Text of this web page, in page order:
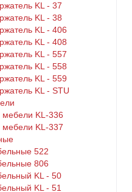
KL - 37
KL - 38
KL - 406
KL - 408
KL - 557
KL - 558
KL - 559
KL - STU
мебели KL-336
мебели KL-337
522
806
KL - 50
KL - 51